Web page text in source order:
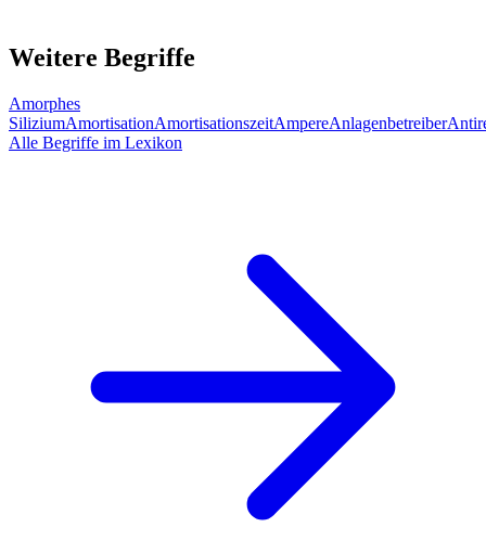
Weitere Begriffe
Amorphes
SiliziumAmortisationAmortisationszeitAmpereAnlagenbetreiber
Alle Begriffe im Lexikon